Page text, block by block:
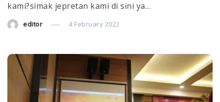
kami?simak jepretan kami di sini ya…
editor 4 February 2022